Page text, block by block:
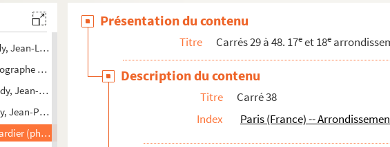
Jean-Loup (photographe). Diapositives
non identifié. Diapositives
Jean-Loup (photographe). Épreuves
Jean-Pierre (photographe). Épreuves
(photographe). Épreuves
Présentation du contenu
Titre Carrés 29 à 48. 17eet 18e
Description du contenu
Titre
Carré 38
Index
Paris (France) --